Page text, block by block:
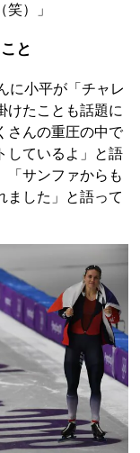
）」
と
に小平が「チャレ
けたことも話題に
さんの重圧の中で
しているよ」と語
「サンファからも
ました」と語って